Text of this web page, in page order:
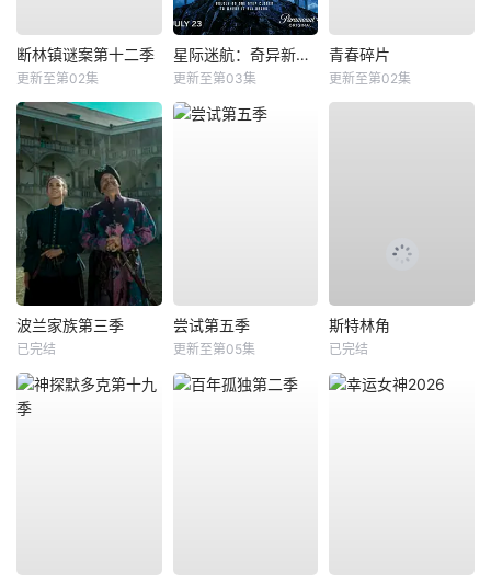
断林镇谜案第十二季
更新至第02集
星际迷航：奇异新世界第四季
更新至第03集
青春碎片
更新至第02集
波兰家族第三季
已完结
尝试第五季
更新至第05集
斯特林角
已完结